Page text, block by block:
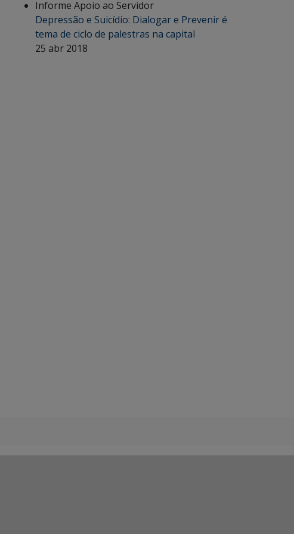
Informe Apoio ao Servidor
Depressão e Suicídio: Dialogar e Prevenir é
tema de ciclo de palestras na capital
25 abr 2018